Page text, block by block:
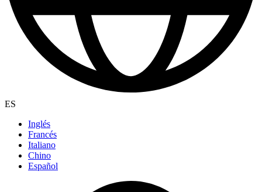
ES
Inglés
Francés
Italiano
Chino
Español